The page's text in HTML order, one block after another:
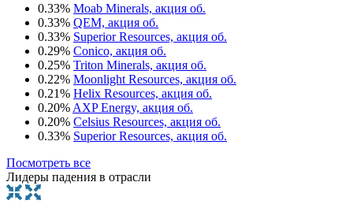
0.33% Moab Minerals, акция об.
0.33% QEM, акция об.
0.33% Superior Resources, акция об.
0.29% Conico, акция об.
0.25% Triton Minerals, акция об.
0.22% Moonlight Resources, акция об.
0.21% Helix Resources, акция об.
0.20% AXP Energy, акция об.
0.20% Celsius Resources, акция об.
0.33% Superior Resources, акция об.
Посмотреть все
Лидеры падения в отрасли